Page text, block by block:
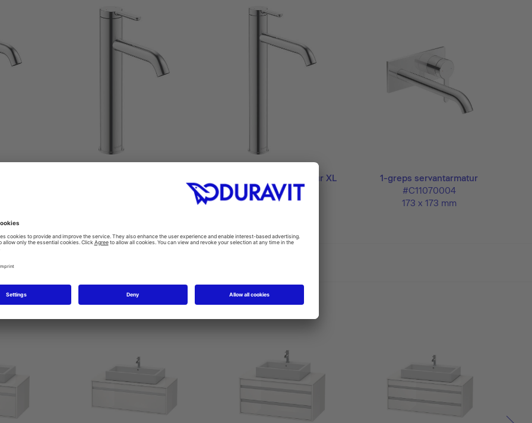
XL
1-greps servantarmatur XL
#C11040002
46 x 196 mm
1-greps servantarmatur
#C11070004
173 x 173 mm